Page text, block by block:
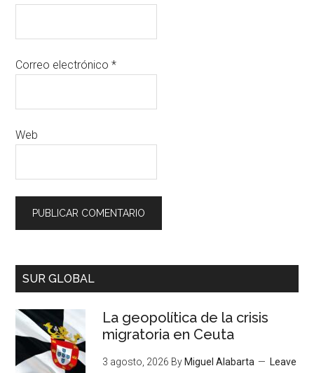
Correo electrónico*
Web
SUR GLOBAL
La geopolítica de la crisis
migratoria en Ceuta
3 agosto, 2026 By Miguel Alabarta
Leave